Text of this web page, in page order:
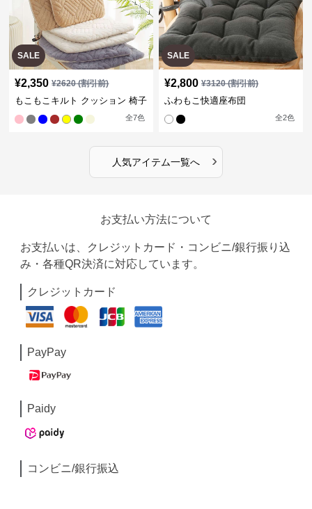
SALE
¥2,350 ¥2620(割引前)
もこもこキルト クッション 椅子
全7色
SALE
¥2,800 ¥3120(割引前)
ふわもこ快適座布団
全2色
人気アイテム一覧へ ›
お支払い方法について
お支払いは、クレジットカード・コンビニ/銀行振り込
み・各種QR決済に対応しています。
クレジットカード
PayPay
Paidy
コンビニ/銀行振込